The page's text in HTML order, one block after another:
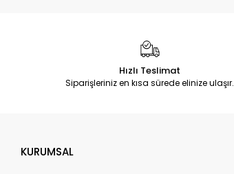
Hızlı Teslimat
Siparişleriniz en kısa sürede elinize ulaşır.
KURUMSAL